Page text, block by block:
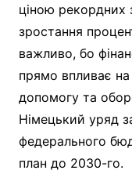
ціною рекордних
зростання
важливо, бо
прямо впливає
допомогу та
Німецький уряд
федерального
план до 2030-го.